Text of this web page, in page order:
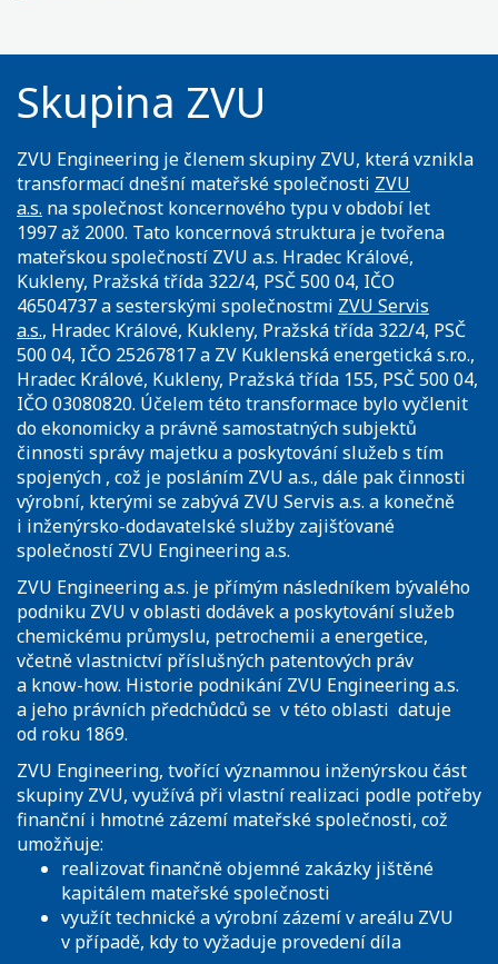
Skupina ZVU
ZVU Engineering je členem skupiny ZVU, která vznikla
transformací dnešní mateřské společnosti ZVU
a.s. na společnost koncernového typu v období let
1997 až 2000. Tato koncernová struktura je tvořena
mateřskou společností ZVU a.s. Hradec Králové,
Kukleny, Pražská třída 322/4, PSČ 500 04, IČO
46504737 a sesterskými společnostmi ZVU Servis
a.s., Hradec Králové, Kukleny, Pražská třída 322/4, PSČ
500 04, IČO 25267817 a ZV Kuklenská energetická s.r.o.,
Hradec Králové, Kukleny, Pražská třída 155, PSČ 500 04,
IČO 03080820. Účelem této transformace bylo vyčlenit
do ekonomicky a právně samostatných subjektů
činnosti správy majetku a poskytování služeb s tím
spojených , což je posláním ZVU a.s., dále pak činnosti
výrobní, kterými se zabývá ZVU Servis a.s. a konečně
i inženýrsko-dodavatelské služby zajišťované
společností ZVU Engineering a.s.
ZVU Engineering a.s. je přímým následníkem bývalého
podniku ZVU v oblasti dodávek a poskytování služeb
chemickému průmyslu, petrochemii a energetice,
včetně vlastnictví příslušných patentových práv
a know-how. Historie podnikání ZVU Engineering a.s.
a jeho právních předchůdců se v této oblasti datuje
od roku 1869.
ZVU Engineering, tvořící významnou inženýrskou část
skupiny ZVU, využívá při vlastní realizaci podle potřeby
finanční i hmotné zázemí mateřské společnosti, což
umožňuje:
realizovat finančně objemné zakázky jištěné
kapitálem mateřské společnosti
využít technické a výrobní zázemí v areálu ZVU
v případě, kdy to vyžaduje provedení díla